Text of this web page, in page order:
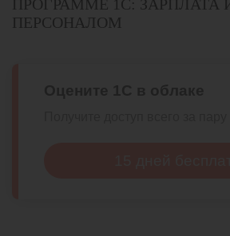
ПРОГРАММЕ 1С: ЗАРПЛАТА
ПЕРСОНАЛОМ